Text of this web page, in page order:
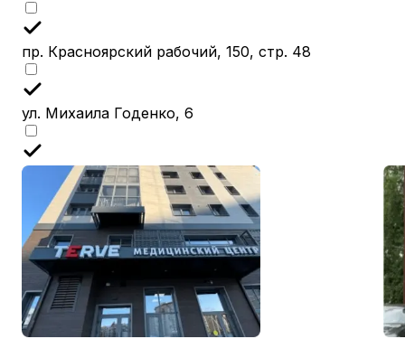
пр. Красноярский рабочий, 150, стр. 48
ул. Михаила Годенко, 6